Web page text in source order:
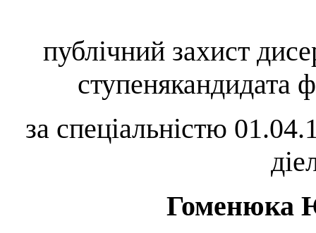
публічний захист
ступенякандидата
за спеціальністю
Гоменюка